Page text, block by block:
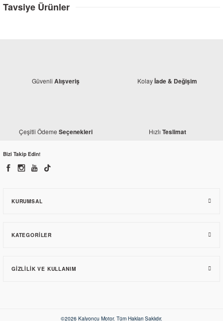
Tavsiye Ürünler
Honda CBR 125 Gösterge Tabla Civatası
Honda CBR 125 Sağ Grenaj Beyaz
Güvenli Alışveriş Kolayİade & Değişim
Çeşitli Ödeme Seçenekleri Hızlı Teslimat
Bizi Takip Edin!
KURUMSAL
KATEGORILER
GIZLILIK VE KULLANIM
©2026 Kalyoncu Motor. Tüm Hakları Saklıdır.